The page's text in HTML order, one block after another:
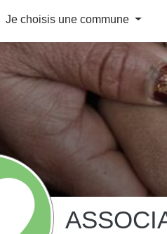
Je choisis une commune